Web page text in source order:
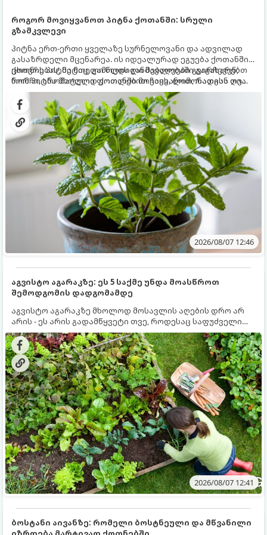
როგორ მოვიყვანოთ პიტნა ქოთანში: სრული
გზამკვლევი
პიტნა ერთ-ერთი ყველაზე სურნელოვანი და ადვილად
გასაზრდელი მცენარეა. ის იდეალურად ეგუება ქოთანში
ცხოვრებას, მეტიც, გამოცდილი მებაღეები გვირჩევენ,
რომ პიტნა მხოლოდ ქოთანში მოვიყვანოთ, რადგან ღია
გრუნტში (ბაღში) დარგვისას ის ფესვებით ძალიან
სწრაფად ვრცელდება და სხვა მცენარეებს ავიწროებს.
ქოთნის პიტნა მთელი წლის განმავლობაში გაგახარებთ
ნორჩი, არომატული ფოთლებით ჩაის, ლიმონათისა თუ
კერძებისთვის.
2026/08/07 12:46
აგვისტო აგარაკზე: ეს 5 საქმე უნდა მოასწროთ
შემოდგომის დადგომამდე
აგვისტო აგარაკზე მხოლოდ მოსავლის აღების დრო არ
არის - ეს არის გადამწყვეტი თვე, როდესაც საფუძველი
ეყრება მომავალი წლის მოსავალს და ბაღი მზადდება
შემოდგომა-ზამთრის სეზონისთვის. იმისათვის, რომ
ნიადაგმა ენერგია აღიდგინოს, ხოლო მცენარეებმა
ზამთარს გაუძლონ, აგვისტოს ბოლომდე 5
მნიშვნელოვანი საქმის გაკეთება უნდა მოასწროთ:
2026/08/07 12:41
ბოსტანი აივანზე: რომელი ბოსტნეული და მწვანილი